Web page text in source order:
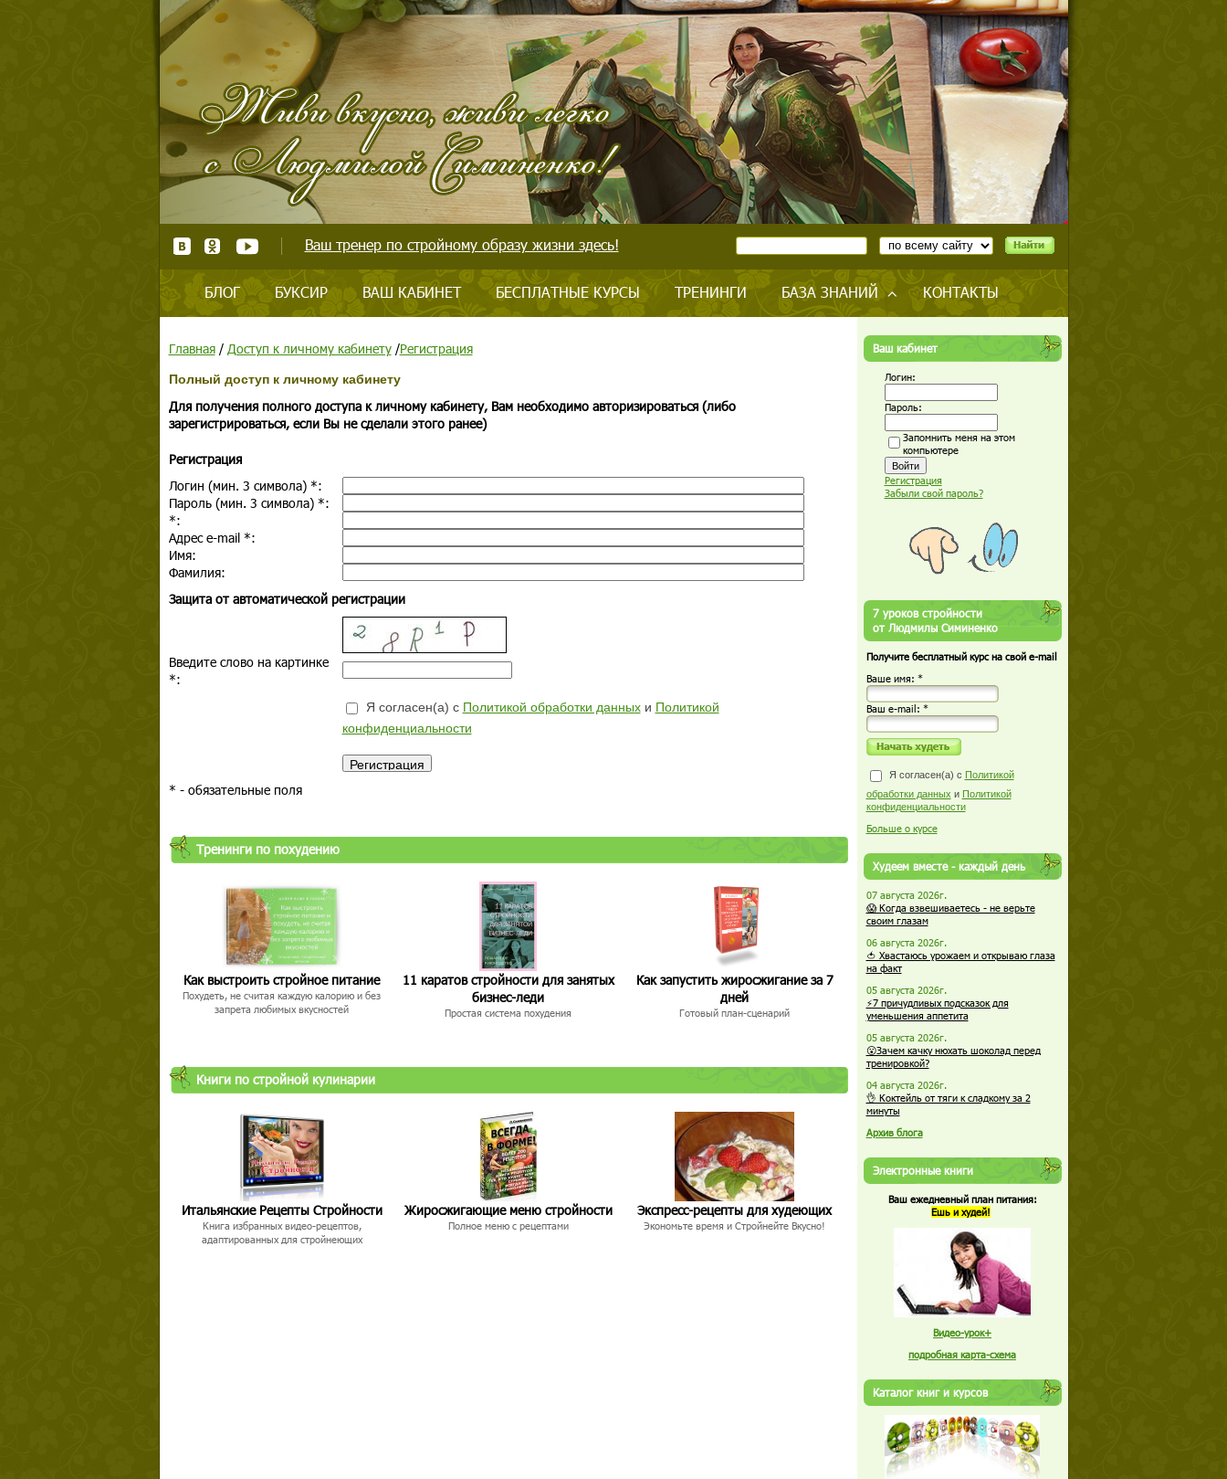
Ваш тренер по стройному образу жизни здесь!
БЛОГ БУКСИР ВАШ КАБИНЕТ БЕСПЛАТНЫЕ КУРСЫ ТРЕНИНГИ БАЗА ЗНАНИЙ КОНТАКТЫ
Главная/ Доступ к личному кабинету/Регистрация
Полный доступ к личному кабинету
Для получения полного доступа к личному кабинету, Вам необходимо авторизироваться (либо
зарегистрироваться, если Вы не сделали этого ранее)
Регистрация
Логин (мин. 3 символа) *:
Пароль (мин. 3 символа) *:
*:
Адрес e-mail *:
Имя:
Фамилия:
Защита от автоматической регистрации
Введите слово на картинке
*:
Я согласен(а) с Политикой обработки данныхи Политикой
конфиденциальности
* - обязательные поля
Тренинги по похудению
Как выстроить стройное питание
Похудеть, не считая каждую калорию и без
запрета любимых вкусностей
11 каратов стройности для занятых
бизнес-леди
Простая система похудения
Как запустить жиросжигание за 7
дней
Готовый план-сценарий
Книги по стройной кулинарии
Итальянские Рецепты Стройности
Книга избранных видео-рецептов,
адаптированных для стройнеющих
Жиросжигающие меню стройности
Полное меню с рецептами
Экспресс-рецепты для худеющих
Экономьте время и Стройнейте Вкусно!
Ваш кабинет
Логин:
Пароль:
Запомнить меня на этом
компьютере
Регистрация
Забыли свой пароль?
7 уроков стройности
от Людмилы Симиненко
Получите бесплатный курс на свой e-mail
Ваше имя: *
Ваш е-mail: *
Я согласен(а) с Политикой
обработки данных и Политикой
конфиденциальности
Больше о курсе
Худеем вместе - каждый день
07 августа 2026г.
😱 Когда взвешиваетесь - не верьте
своим глазам
06 августа 2026г.
🍅 Хвастаюсь урожаем и открываю глаза
на факт
05 августа 2026г.
⚡7 причудливых подсказок для
уменьшения аппетита
05 августа 2026г.
😮Зачем качку нюхать шоколад перед
тренировкой?
04 августа 2026г.
👌 Коктейль от тяги к сладкому за 2
минуты
Архив блога
Электронные книги
Ваш ежедневный план питания:
Ешь и худей!
Видео-урок+
подробная карта-схема
Каталог книг и курсов